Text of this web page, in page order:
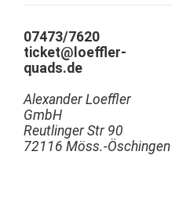
07473/7620
ticket@loeffler-
quads.de
Alexander Loeffler
GmbH
Reutlinger Str 90
72116 Möss.-Öschingen